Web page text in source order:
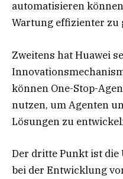
automatisieren
Wartung effizienter zu
Zweitens hat Huawei
können One-Stop-
nutzen, um Agenten
Lösungen zu
Der dritte Punkt ist
bei der Entwicklung